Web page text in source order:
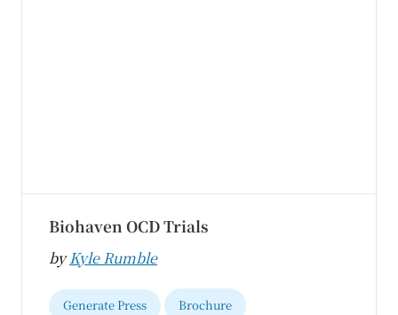
Biohaven OCD Trials
byKyle Rumble
Generate Press Brochure